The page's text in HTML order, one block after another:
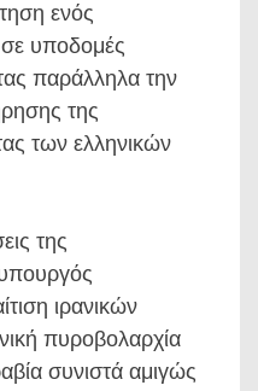
ενός
υποδομές
παράλληλα την
της
των ελληνικών
της
ιρανικών
πυροβολαρχία
συνιστά αμιγώς